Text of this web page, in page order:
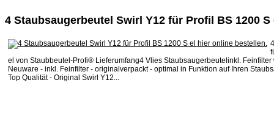
4 Staubsaugerbeutel Swirl Y12 für Profil BS 1200 S
el von Staubbeutel-Profi® Lieferumfang4 Vlies Staubsaugerbeutelinkl. Feinfilter
Neuware - inkl. Feinfilter - originalverpackt - optimal in Funktion auf Ihren
Top Qualität - Original Swirl Y12...